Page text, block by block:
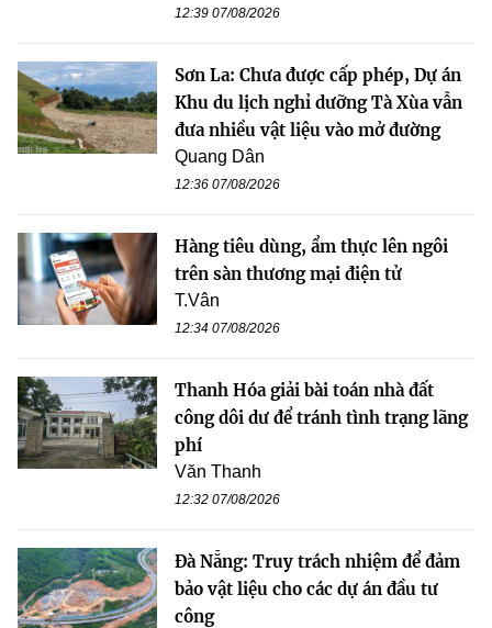
12:39 07/08/2026
Sơn La: Chưa được cấp phép, Dự án
Khu du lịch nghỉ dưỡng Tà Xùa vẫn
đưa nhiều vật liệu vào mở đường
Quang Dân
12:36 07/08/2026
Hàng tiêu dùng, ẩm thực lên ngôi
trên sàn thương mại điện tử
T.Vân
12:34 07/08/2026
Thanh Hóa giải bài toán nhà đất
công dôi dư để tránh tình trạng lãng
phí
Văn Thanh
12:32 07/08/2026
Đà Nẵng: Truy trách nhiệm để đảm
bảo vật liệu cho các dự án đầu tư
công